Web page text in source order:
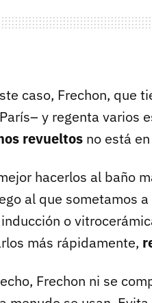
caso, Frechon, que
y regenta varios
revueltos no está
hacerlos al baño
al que sometamos
o
más rápidamente,
Frechon ni se